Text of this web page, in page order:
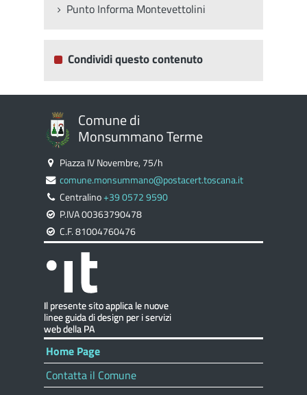
Punto Informa Montevettolini
Condividi questo contenuto
Comune di
Monsummano Terme
Piazza IV Novembre, 75/h
comune.monsummano@postacert.toscana.it
Centralino+39 0572 9590
P.IVA 00363790478
C.F. 81004760476
Home Page
Contatta il Comune